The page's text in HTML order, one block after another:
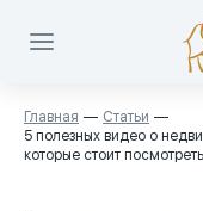
Главная
Статьи
5 полезных видео о
которые стоит посмотреть